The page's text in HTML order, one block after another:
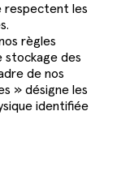
respectent les
règles
stockage des
de nos
» désigne les
identifiée